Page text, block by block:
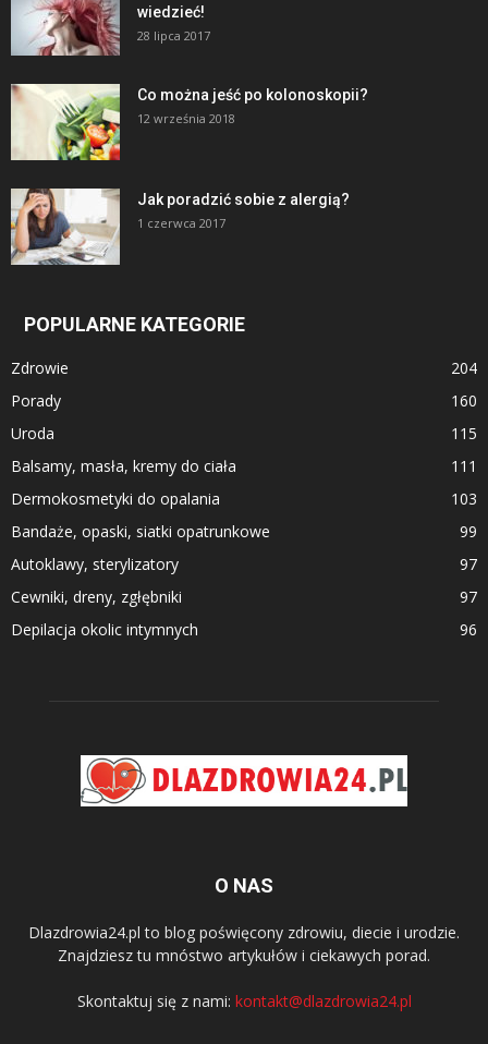
wiedzieć!
28 lipca 2017
Co można jeść po kolonoskopii?
12 września 2018
Jak poradzić sobie z alergią?
1 czerwca 2017
POPULARNE KATEGORIE
Zdrowie
204
Porady
160
Uroda
115
Balsamy, masła, kremy do ciała
111
Dermokosmetyki do opalania
103
Bandaże, opaski, siatki opatrunkowe
99
Autoklawy, sterylizatory
97
Cewniki, dreny, zgłębniki
97
Depilacja okolic intymnych
96
O NAS
Dlazdrowia24.pl to blog poświęcony zdrowiu, diecie i urodzie.
Znajdziesz tu mnóstwo artykułów i ciekawych porad.
Skontaktuj się z nami: kontakt@dlazdrowia24.pl